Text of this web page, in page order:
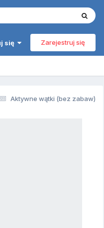
się Zarejestruj się
Aktywne wątki (bez zabaw)